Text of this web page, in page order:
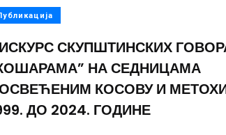
СКУПШТИНСКИХ
НА СЕДНИЦАМА
КОСОВУ И
ДО 2024. ГОДИНЕ